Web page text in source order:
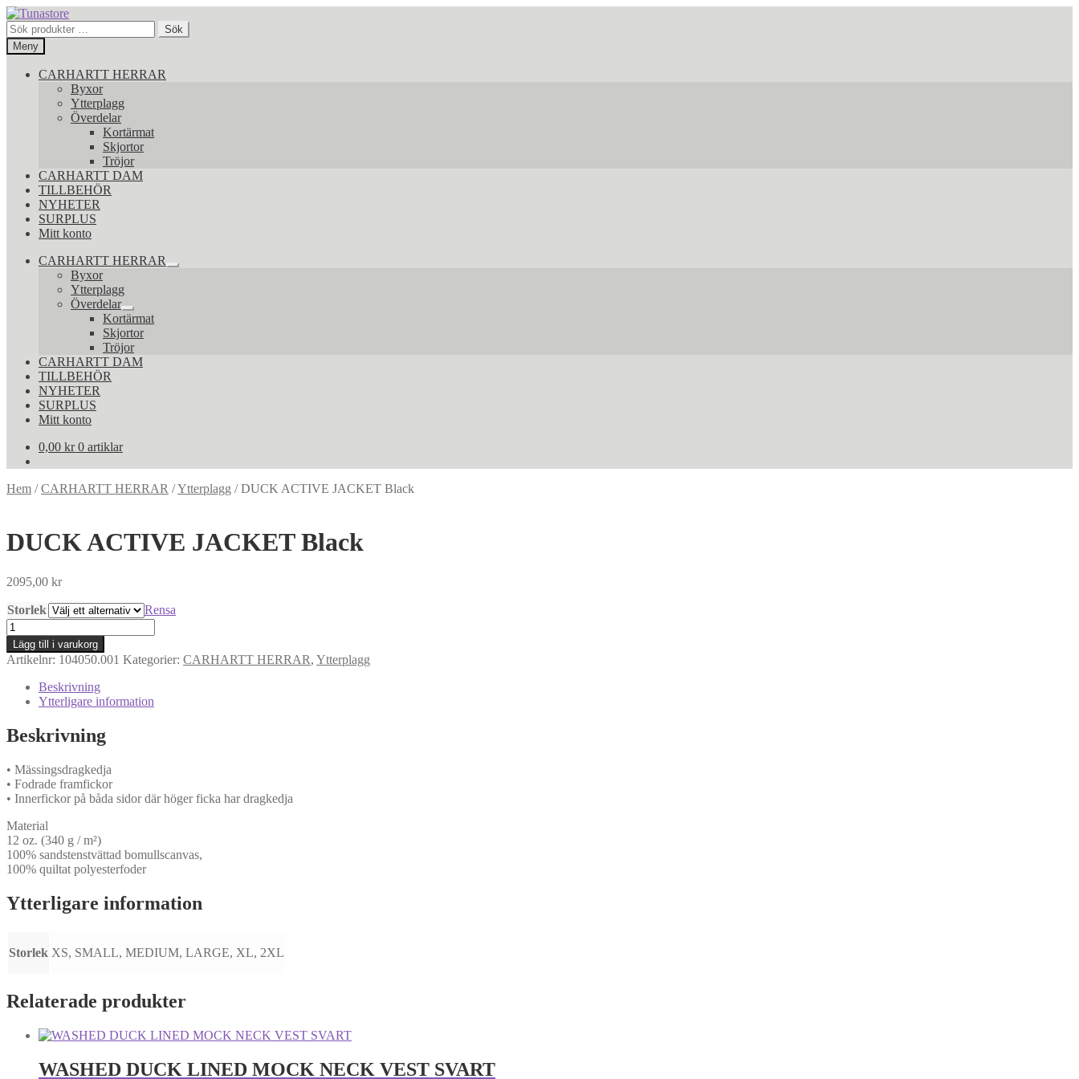
Hoppa
till
navigering
Hoppa
till
innehåll
Sök
efter:
Sök
Meny
CARHARTT HERRAR
Byxor
Ytterplagg
Överdelar
Kortärmat
Skjortor
Tröjor
CARHARTT DAM
TILLBEHÖR
NYHETER
SURPLUS
Mitt konto
CARHARTT HERRAR
Expandera
Byxor
Ytterplagg
Överdelar
Expandera
undermeny
Kortärmat
Skjortor
Tröjor
CARHARTT DAM
TILLBEHÖR
NYHETER
SURPLUS
Mitt konto
0,00 kr 0 artiklar
Hem /CARHARTT HERRAR /Ytterplagg /DUCK ACTIVE JACKET Black
DUCK ACTIVE JACKET Black
2095,00 kr
Storlek
Rensa
DUCK
ACTIVE
JACKET
Black
mängd
Lägg till i varukorg
Artikelnr: 104050.001 Kategorier: CARHARTT HERRAR, Ytterplagg
Beskrivning
Ytterligare information
Beskrivning
• Mässingsdragkedja
• Fodrade framfickor
• Innerfickor på båda sidor där höger ficka har dragkedja
Material
12 oz. (340 g / m²)
100% sandstenstvättad bomullscanvas,
100% quiltat polyesterfoder
Ytterligare information
Storlek XS, SMALL, MEDIUM, LARGE, XL, 2XL
Relaterade produkter
WASHED DUCK LINED MOCK NECK VEST SVART